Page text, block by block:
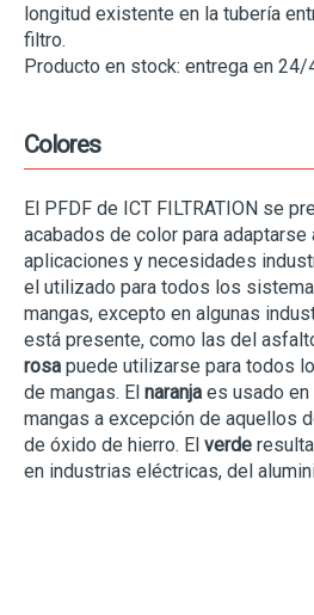
longitud existente en la tubería
filtro.
Producto en stock: entrega en 24/
Colores
El PFDF de ICT FILTRATION se
acabados de color para
aplicaciones y necesidades
el utilizado para todos los
mangas, excepto en algunas
está presente, como las del
rosa puede utilizarse para todos
de mangas. El naranja es usado
mangas a excepción de aquellos
de óxido de hierro. El verde
en industrias eléctricas, del